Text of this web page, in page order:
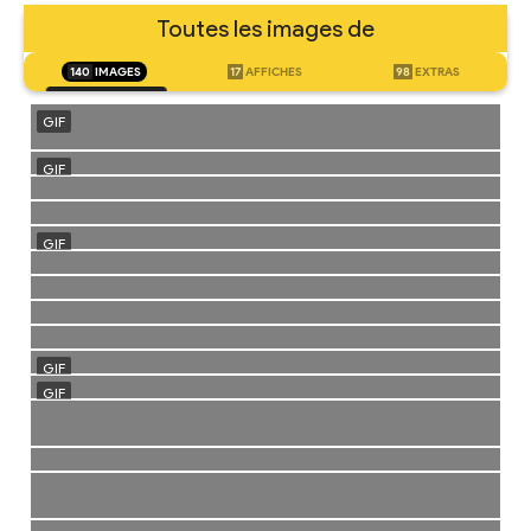
Toutes les images de
140 IMAGES 17 AFFICHES 98 EXTRAS